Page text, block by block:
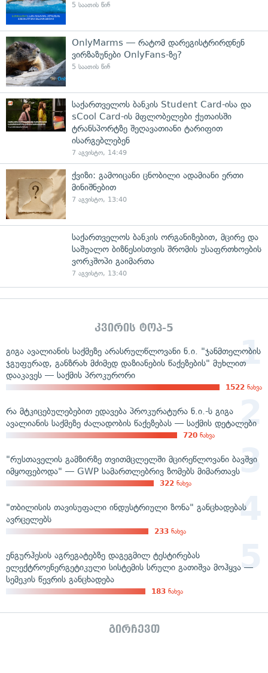
5 საათის წინ
OnlyMarms — რატომ დარეგისტრირდნენ
ვირზაზუნები OnlyFans-ზე?
5 საათის წინ
საქართველოს ბანკის Student Card-ისა და
sCool Card-ის მფლობელები ქუთაისში
ტრანსპორტზე შეღავათიანი ტარიფით
ისარგებლებენ
7 აგვისტო, 14:49
ქვიზი: გამოიცანი ცნობილი ადამიანი ერთი
მინიშნებით
7 აგვისტო, 13:40
საქართველოს ბანკის ორგანიზებით, მცირე და
საშუალო ბიზნესისთვის შრომის უსაფრთხოების
ვორკშოპი გაიმართა
7 აგვისტო, 13:40
კვირის ტოპ-5
გიგა ავალიანის საქმეზე არასრულწლოვანი ნ.ი. "ჯანმთელობის
ჯგუფურად, განზრახ მძიმედ დაზიანების წაქეზების" მუხლით
დააკავეს — საქმის პროკურორი
1522 ნახვა
რა მტკიცებულებებით ედავება პროკურატურა ნ.ი.-ს გიგა
ავალიანის საქმეზე ძალადობის წაქეზებას — საქმის დეტალები
720 ნახვა
"რუსთაველის გამზირზე თვითმცლელში მცირეწლოვანი ბავშვი
იმყოფებოდა" — GWP სამართლებრივ ზომებს მიმართავს
322 ნახვა
"თბილისის თავისუფალი ინდუსტრიული ზონა" განცხადებას
ავრცელებს
233 ნახვა
ენგურჰესის აგრეგატებზე დაგეგმილ ტესტირებას
ელექტროენერგეტიკული სისტემის სრული გათიშვა მოჰყვა —
სემეკის წევრის განცხადება
183 ნახვა
გირჩევთ